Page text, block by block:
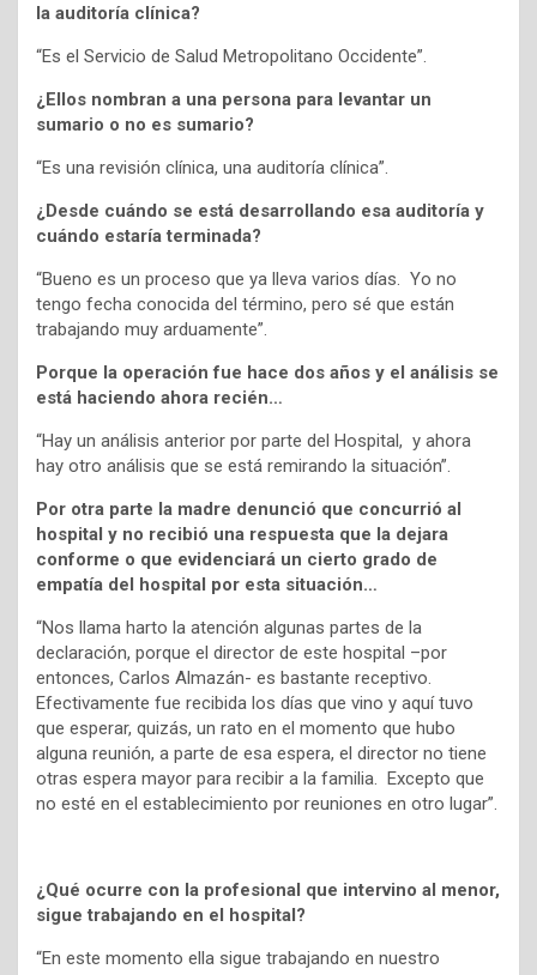
la auditoría clínica?
“Es el Servicio de Salud Metropolitano Occidente”.
¿Ellos nombran a una persona para levantar un
sumario o no es sumario?
“Es una revisión clínica, una auditoría clínica”.
¿Desde cuándo se está desarrollando esa auditoría y
cuándo estaría terminada?
“Bueno es un proceso que ya lleva varios días. Yo no
tengo fecha conocida del término, pero sé que están
trabajando muy arduamente”.
Porque la operación fue hace dos años y el análisis se
está haciendo ahora recién…
“Hay un análisis anterior por parte del Hospital, y ahora
hay otro análisis que se está remirando la situación”.
Por otra parte la madre denunció que concurrió al
hospital y no recibió una respuesta que la dejara
conforme o que evidenciará un cierto grado de
empatía del hospital por esta situación…
“Nos llama harto la atención algunas partes de la
declaración, porque el director de este hospital –por
entonces, Carlos Almazán- es bastante receptivo.
Efectivamente fue recibida los días que vino y aquí tuvo
que esperar, quizás, un rato en el momento que hubo
alguna reunión, a parte de esa espera, el director no tiene
otras espera mayor para recibir a la familia. Excepto que
no esté en el establecimiento por reuniones en otro lugar”.
¿Qué ocurre con la profesional que intervino al menor,
sigue trabajando en el hospital?
“En este momento ella sigue trabajando en nuestro